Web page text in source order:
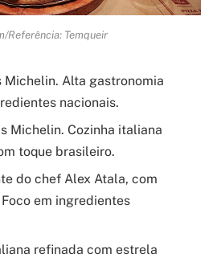
Referência: Temqueir
Michelin. Alta gastronomia
nacionais.
Michelin. Cozinha italiana
toque brasileiro.
do chef Alex Atala, com
em ingredientes
refinada com estrela